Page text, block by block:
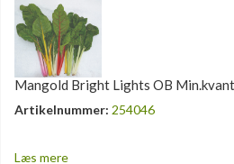
Mangold Bright Lights OB
Artikelnummer: 254046
Læs mere